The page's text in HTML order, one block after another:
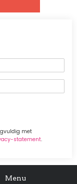
met
statement.
Menu